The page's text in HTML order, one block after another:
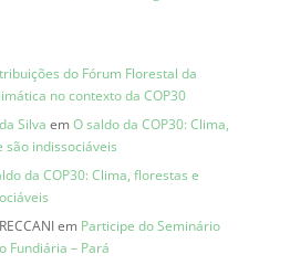
do Fórum Florestal da
no contexto da COP30
Silva em O saldo da COP30: Clima,
indissociáveis
da COP30: Clima, florestas e
em Participe do Seminário
Fundiária – Pará